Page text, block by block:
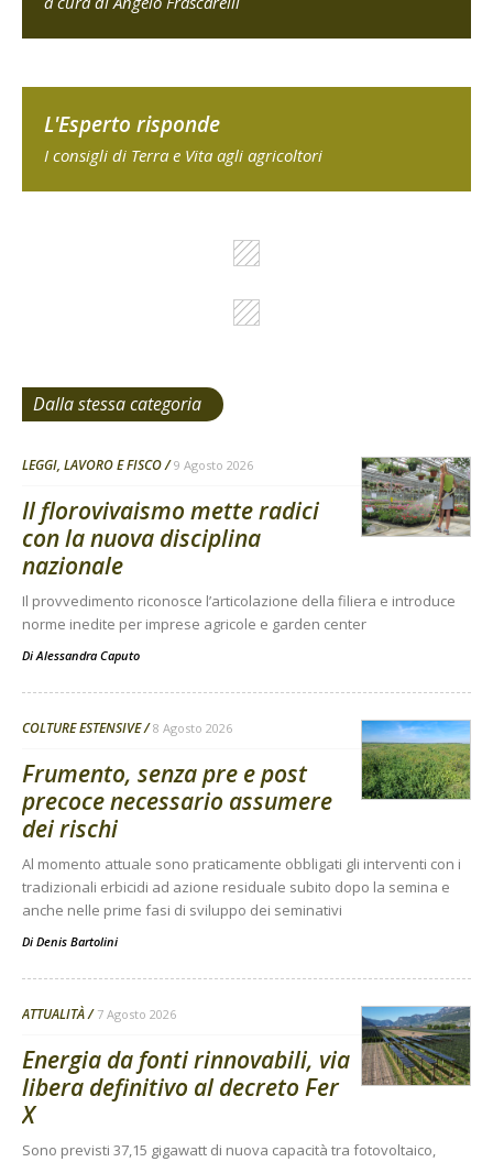
L'Esperto risponde
I consigli di Terra e Vita agli agricoltori
Dalla stessa categoria
LEGGI, LAVORO E FISCO 9 Agosto 2026
Il florovivaismo mette radici
con la nuova disciplina
nazionale
Il provvedimento riconosce l’articolazione della filiera e introduce
norme inedite per imprese agricole e garden center
DiAlessandra Caputo
COLTURE ESTENSIVE 8 Agosto 2026
Frumento, senza pre e post
precoce necessario assumere
dei rischi
Al momento attuale sono praticamente obbligati gli interventi con i
tradizionali erbicidi ad azione residuale subito dopo la semina e
anche nelle prime fasi di sviluppo dei seminativi
Di Denis Bartolini
ATTUALITÀ 7 Agosto 2026
Energia da fonti rinnovabili, via
libera definitivo al decreto Fer
X
Sono previsti 37,15 gigawatt di nuova capacità tra fotovoltaico,